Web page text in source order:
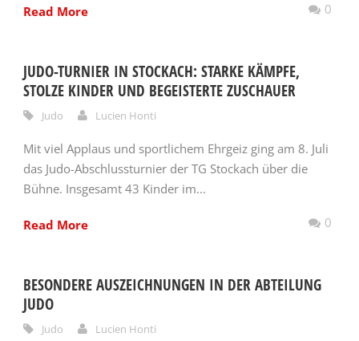
Read More 0
JUDO-TURNIER IN STOCKACH: STARKE KÄMPFE,
STOLZE KINDER UND BEGEISTERTE ZUSCHAUER
Judo Lucien Honti
Mit viel Applaus und sportlichem Ehrgeiz ging am 8. Juli
das Judo-Abschlussturnier der TG Stockach über die
Bühne. Insgesamt 43 Kinder im...
Read More 0
BESONDERE AUSZEICHNUNGEN IN DER ABTEILUNG
JUDO
Judo Lucien Honti